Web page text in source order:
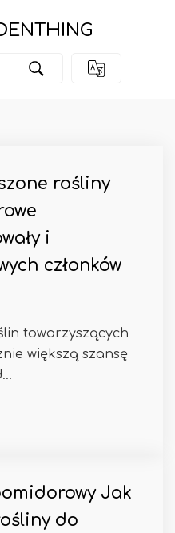
rośliny
i
członków
towarzyszących
większą szansę
Jak
do